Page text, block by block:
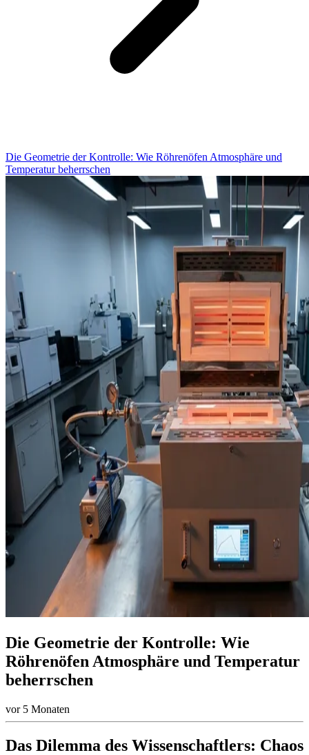
Die Geometrie der Kontrolle: Wie Röhrenöfen Atmosphäre und
Temperatur beherrschen
Die Geometrie der Kontrolle: Wie
Röhrenöfen Atmosphäre und Temperatur
beherrschen
vor 5 Monaten
Das Dilemma des Wissenschaftlers: Chaos